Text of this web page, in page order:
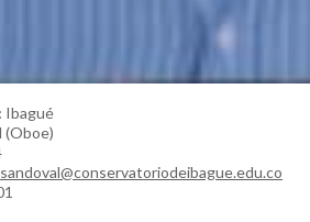
Ibagué
(Oboe)